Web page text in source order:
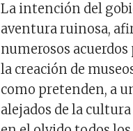
La intención del
aventura ruinosa,
numerosos
la creación de
como pretenden, a
alejados de la